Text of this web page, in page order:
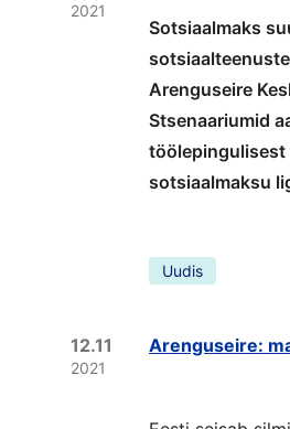
2021
Sotsiaalmaks
Arenguseire
Stsenaariumid
sotsiaalmaksu
Uudis
12.11
2021
Arenguseire: